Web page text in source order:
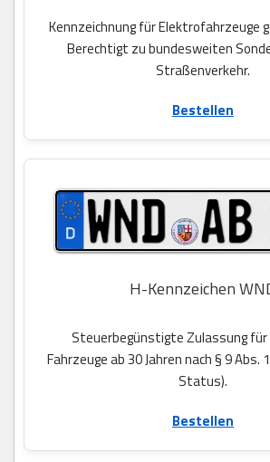
Kennzeichnung für Elektrofahrzeuge
Berechtigt zu bundesweiten
Straßenverkehr.
Bestellen
H-Kennzeichen
Steuerbegünstigte Zulassung
Fahrzeuge ab 30 Jahren nach § 9 Abs.
Status).
Bestellen